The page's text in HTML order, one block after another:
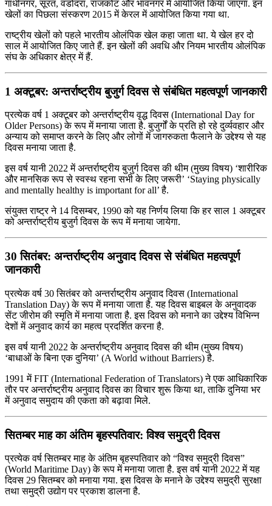
गांधीनगर, सूरत, वडोदरा, राजकोट और भावनगर में आयोजित किया जाएगा. इन
खेलों का पिछला संस्करण 2015 में केरल में आयोजित किया गया था.
राष्ट्रीय खेलों को पहले भारतीय ओलंपिक खेल कहा जाता था. ये खेल हर दो
साल में आयोजित किए जाते हैं. इन खेलों की अवधि और नियम भारतीय ओलंपिक
संघ के अधिकार क्षेत्र में हैं.
1 अक्टूबर: अन्तर्राष्ट्रीय बुजुर्ग दिवस से संबंधित महत्वपूर्ण जानकारी
प्रत्येक वर्ष 1 अक्टूबर को अन्तर्राष्ट्रीय वृद्ध दिवस (International Day for
Older Persons) के रूप में मनाया जाता है. बुजुर्गों के प्रति हो रहे दुर्व्यवहार और
अन्याय को समाप्त करने के लिए और लोगों में जागरुकता फैलाने के उद्देश्य से यह
दिवस मनाया जाता है.
इस वर्ष यानी 2022 में अन्तर्राष्ट्रीय बुजुर्ग दिवस की थीम (मुख्य विषय) ‘शारीरिक
और मानसिक रूप से स्वस्थ रहना सभी के लिए जरूरी’ ‘Staying physically
and mentally healthy is important for all’ है.
संयुक्त राष्ट्र ने 14 दिसम्बर, 1990 को यह निर्णय लिया कि हर साल 1 अक्टूबर
को अन्तर्राष्ट्रीय बुजुर्ग दिवस के रूप में मनाया जायेगा.
30 सितंबर: अन्तर्राष्ट्रीय अनुवाद दिवस से संबंधित महत्वपूर्ण
जानकारी
प्रत्येक वर्ष 30 सितंबर को अन्तर्राष्ट्रीय अनुवाद दिवस (International
Translation Day) के रूप में मनाया जाता है. यह दिवस बाइबल के अनुवादक
सेंट जीरोम की स्मृति में मनाया जाता है. इस दिवस को मनाने का उद्देश्य विभिन्न
देशों में अनुवाद कार्य का महत्व प्रदर्शित करना है.
इस वर्ष यानी 2022 के अन्तर्राष्ट्रीय अनुवाद दिवस की थीम (मुख्य विषय)
‘बाधाओं के बिना एक दुनिया’ (A World without Barriers) है.
1991 में FIT (International Federation of Translators) ने एक आधिकारिक
तौर पर अन्तर्राष्ट्रीय अनुवाद दिवस का विचार शुरू किया था, ताकि दुनिया भर
में अनुवाद समुदाय की एकता को बढ़ावा मिले.
सितम्बर माह का अंतिम बृहस्पतिवार: विश्व समुद्री दिवस
प्रत्येक वर्ष सितम्बर माह के अंतिम बृहस्पतिवार को “विश्व समुद्री दिवस”
(World Maritime Day) के रूप में मनाया जाता है. इस वर्ष यानी 2022 में यह
दिवस 29 सितम्बर को मनाया गया. इस दिवस के मनाने के उद्देश्य समुद्री सुरक्षा
तथा समुद्री उद्योग पर प्रकाश डालना है.